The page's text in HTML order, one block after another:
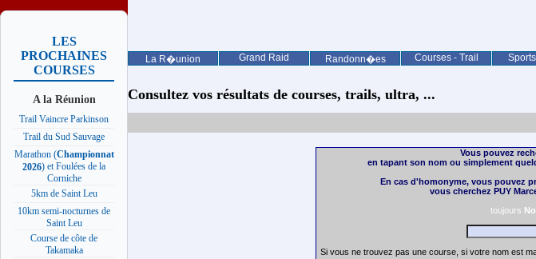
La R�union Grand Raid Randonn�es Courses - Trail
LES
PROCHAINES
COURSES
A la Réunion
Trail Vaincre Parkinson
Trail du Sud Sauvage
Marathon (Championnat
2026) et Foulées de la
Corniche
5km de Saint Leu
10km semi-nocturnes de
Saint Leu
Course de côte de
Takamaka
Consultez vos résultats de courses, trails, ultra, ...
Vous pouvez
en tapant son nom ou simplement
En cas d'homonyme, vous pouvez
vous cherchez PUY
toujours
Si vous ne trouvez pas une course, si votre nom est